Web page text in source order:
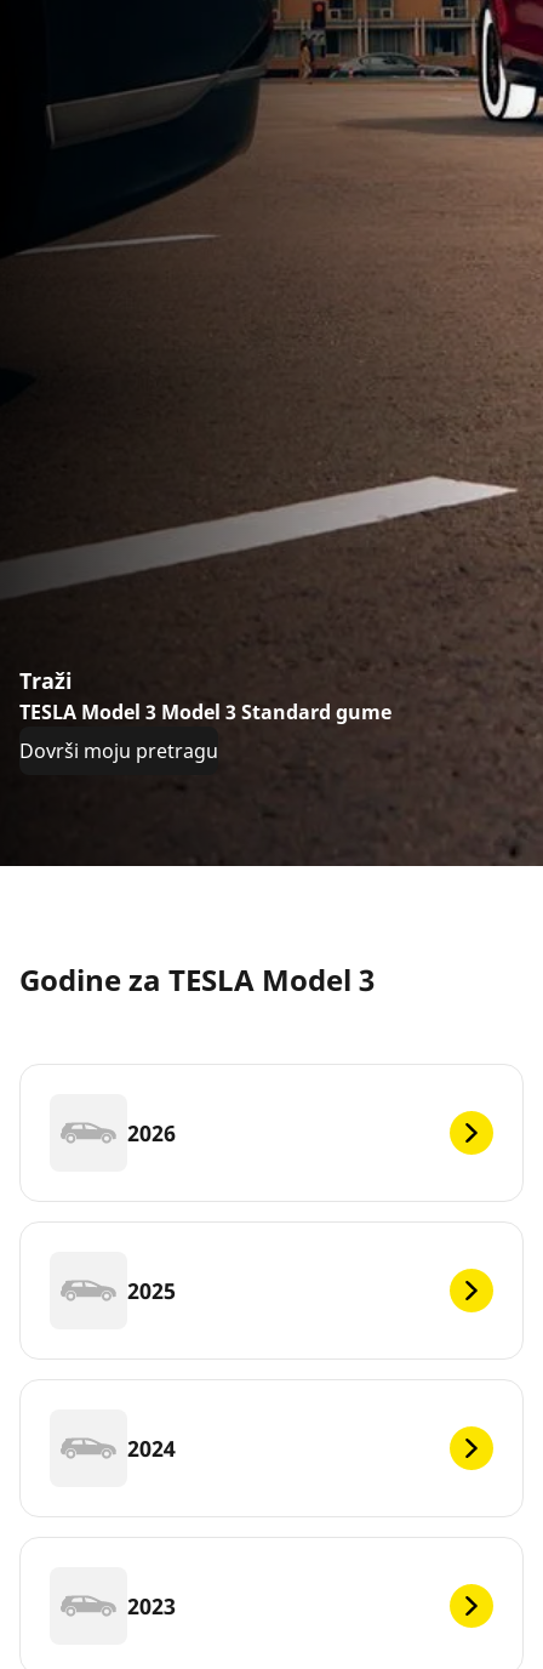
Traži
TESLA Model 3 Model 3 Standard gume
Dovrši moju pretragu
Godine za TESLA Model 3
2026
2025
2024
2023